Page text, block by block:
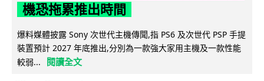
機恐拖累推出時間
爆料媒體披露 Sony 次世代主機傳聞,指 PS6 及次世代 PSP 手提
裝置預計 2027 年底推出,分別為一款強大家用主機及一款性能
較弱...
閱讀全文